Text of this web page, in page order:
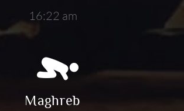
16:22 am
Maghreb